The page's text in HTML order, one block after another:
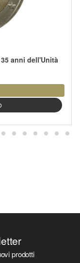
anni dell'Unità
prodotti